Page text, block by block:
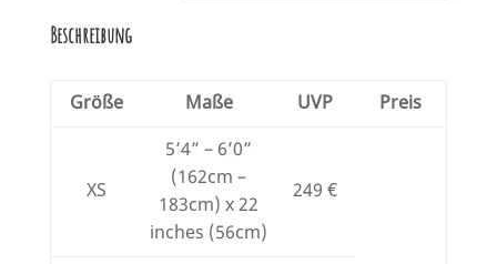
Beschreibung
Größe Maße UVP Preis
XS
5’4” – 6’0”
(162cm –
183cm) x 22
inches (56cm)
249 €